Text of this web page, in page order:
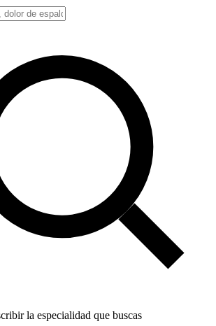
la especialidad que buscas